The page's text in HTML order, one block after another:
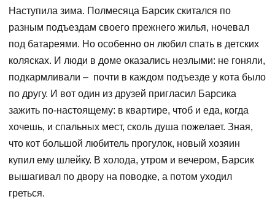
Наступила зима. Полмесяца Барсик скитался по
разным подъездам своего прежнего жилья, ночевал
под батареями. Но особенно он любил спать в детских
колясках. И люди в доме оказались незлыми: не гоняли,
подкармливали – почти в каждом подъезде у кота было
по другу. И вот один из друзей пригласил Барсика
зажить по-настоящему: в квартире, чтоб и еда, когда
хочешь, и спальных мест, сколь душа пожелает. Зная,
что кот большой любитель прогулок, новый хозяин
купил ему шлейку. В холода, утром и вечером, Барсик
вышагивал по двору на поводке, а потом уходил
греться.